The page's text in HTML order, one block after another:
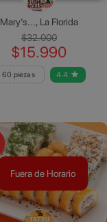
Mary’s..., La Florida
$32.000
$15.990
60 piezas 4.4
Fuera de Horario